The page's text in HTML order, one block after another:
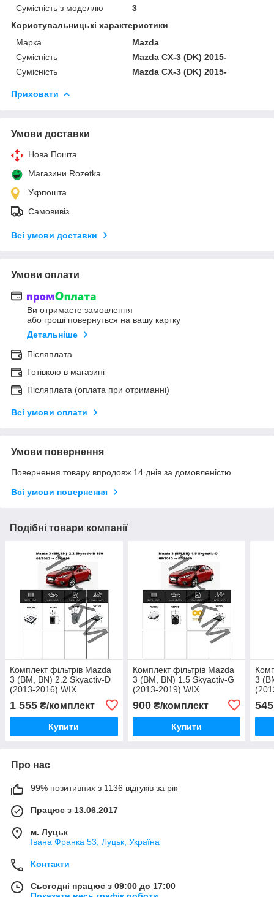
Сумісність з моделлю
3
Користувальницькі характеристики
Марка
Mazda
Сумісність
Mazda CX-3 (DK) 2015-
Сумісність
Mazda CX-3 (DK) 2015-
Приховати
Умови доставки
Нова Пошта
Магазини Rozetka
Укрпошта
Самовивіз
Всі умови доставки
Умови оплати
Ви отримаєте замовлення
або гроші повернуться на вашу картку
Детальніше
Післяплата
Готівкою в магазині
Післяплата (оплата при отриманні)
Всі умови оплати
Умови повернення
Повернення товару впродовж 14 днів за домовленістю
Всі умови повернення
Подібні товари компанії
Комплект фільтрів Mazda
3 (BM, BN) 2.2 Skyactiv-D
(2013-2016) WIX
1 555 ₴/комплект
Купити
Комплект фільтрів Mazda
3 (BM, BN) 1.5 Skyactiv-G
(2013-2019) WIX
900₴/комплект
Купити
3
545
Про нас
99% позитивних з 1136 відгуків за рік
Працює з 13.06.2017
м. Луцьк
Івана Франка 53, Луцьк, Україна
Контакти
Сьогодні працює з 09:00 до 17:00